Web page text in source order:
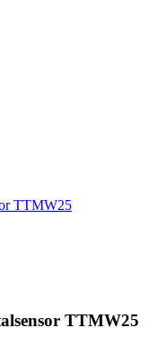
TTMW25